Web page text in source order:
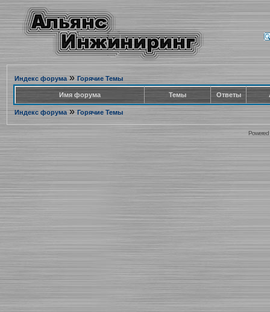
Индекс форума» Горячие Темы
Имя форума Темы Ответы
Индекс форума» Горячие Темы